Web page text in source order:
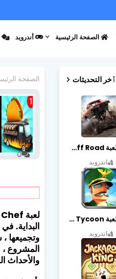
أندرويد الصفحة الرئيسية
الصفحة
0
البداية.
وتجميعها
المشروع
والأحداث
ٱخر التحديثات
تحميل لعبة Trucks Off Road مهكرة اخر اصدار
اندرويد
تحميل لعبة Idle Military SCH Tycoon مهكرة آخر إصدار
اندرويد